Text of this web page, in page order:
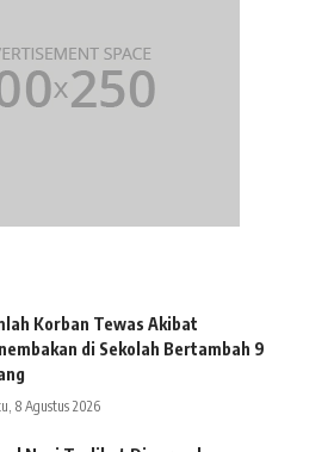
Korban Tewas Akibat
di Sekolah Bertambah 9
8 Agustus 2026